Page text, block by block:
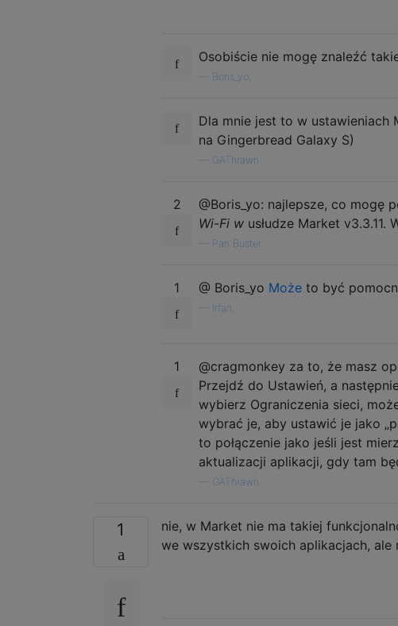
Osobiście nie mogę znaleźć
Boris_yo,
Dla mnie jest to w ustawieniach
na Gingerbread Galaxy S)
GAThrawn
2 @Boris_yo: najlepsze, co mogę
Wi-Fi w usłudze Market
Pan Buster
1 @ Boris_yo Może to być
Irfan,
1
@cragmonkey za to, że masz
Przejdź do Ustawień, a
wybierz Ograniczenia sieci,
wybrać je, aby ustawić je jako
to połączenie jako jeśli jest
aktualizacji aplikacji, gdy tam
GAThrawn
1
nie, w Market nie ma takiej
we wszystkich swoich aplikacjach,